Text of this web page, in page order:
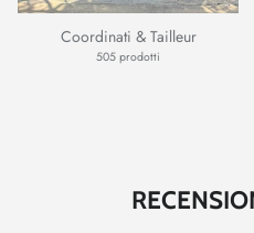
Coordinati & Tailleur
505 prodotti